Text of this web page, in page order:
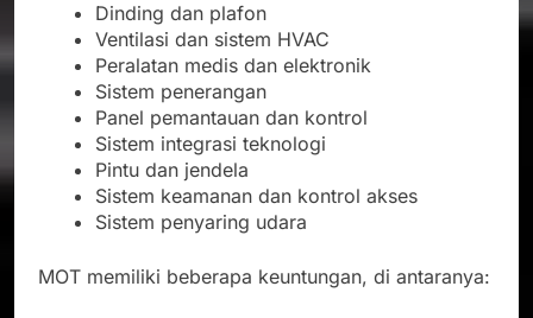
Dinding dan plafon
Ventilasi dan sistem HVAC
Peralatan medis dan elektronik
Sistem penerangan
Panel pemantauan dan kontrol
Sistem integrasi teknologi
Pintu dan jendela
Sistem keamanan dan kontrol akses
Sistem penyaring udara
MOT memiliki beberapa keuntungan, di antaranya: